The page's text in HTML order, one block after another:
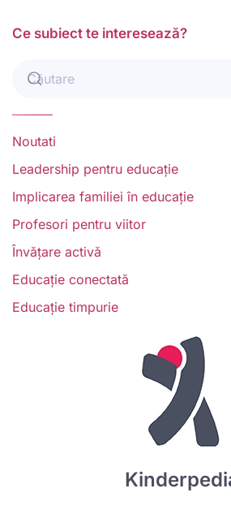
Ce subiect te interesează?
Noutati
Leadership pentru educație
Implicarea familiei în educație
Profesori pentru viitor
Învățare activă
Educație conectată
Educație timpurie